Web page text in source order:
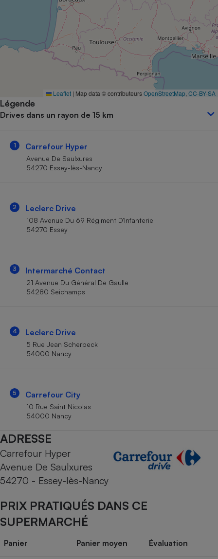
Leaflet | Map data © contributeursOpenStreetMap CC-BY-SA
Légende
Drives dans un rayon de 15 km
1 Carrefour Hyper
Avenue De Saulxures
54270 Essey-lès-Nancy
2 Leclerc Drive
108 Avenue Du 69 Régiment D’Infanterie
54270 Essey
3 Intermarché Contact
21 Avenue Du Général De Gaulle
54280 Seichamps
4 Leclerc Drive
5 Rue Jean Scherbeck
54000 Nancy
5 Carrefour City
10 Rue Saint Nicolas
54000 Nancy
ADRESSE
Carrefour Hyper
Avenue De Saulxures
54270 - Essey-lès-Nancy
PRIX PRATIQUÉS DANS CE
SUPERMARCHÉ
Panier Panier moyen Évaluation
Complément
alimentaire
Assurance emprunteur
Banque
Petit électroménager -
Cafetière à expressos
Téléphone mobile -
Matelas
Mutuelle